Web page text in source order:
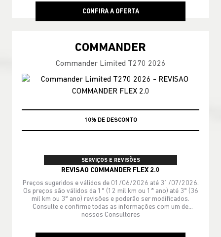
CONFIRA A OFERTA
COMMANDER
Commander Limited T270 2026
MÃO DE OBRA
SERVIÇOS E REVISÕES
REVISAO COMMANDER FLEX 2.0
Preços sugeridos e válidos de 01/06/2026 até 31/07/2026.
Os preços são válidos da 1º (12 mil km ou 1ª ano) até 3º (36
mil km ou 3º ano) revisões e poderão ser modificados.
Consulte e confirme todas as informações com um de
nossos Consultores